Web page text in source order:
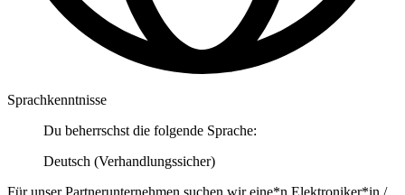
Sprachkenntnisse
Du beherrschst die folgende Sprache:
Deutsch (Verhandlungssicher)
Für unser Partnerunternehmen suchen wir eine*n Elektroniker*in /